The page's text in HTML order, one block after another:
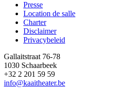
Footer
Presse
Location de salle
Charter
Disclaimer
Privacybeleid
Gallaitstraat 76-78
1030 Schaarbeek
+32 2 201 59 59
info@kaaitheater.be